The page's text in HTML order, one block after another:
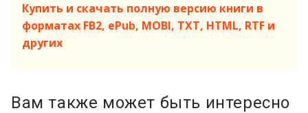
Купить и скачать полную версию книги в
форматах FB2, ePub, MOBI, TXT, HTML, RTF и
других
Вам также может быть интересно